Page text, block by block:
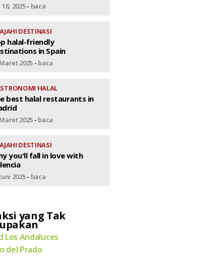
16, 2025- baca
DESTINASI
halal-friendly
in Spain
2025 - baca
HALAL
best halal restaurants in
2025 - baca
DESTINASI
you'll fall in love with
2025- baca
yang Tak
Los Andaluces
del Prado